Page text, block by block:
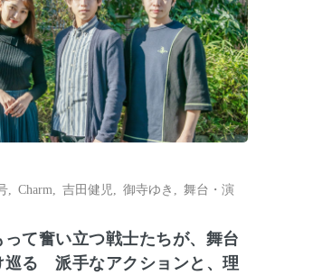
Charm 吉田健児 御寺ゆき
舞台・演
て奮い立つ戦士たちが、舞台
巡る 派手なアクションと、理